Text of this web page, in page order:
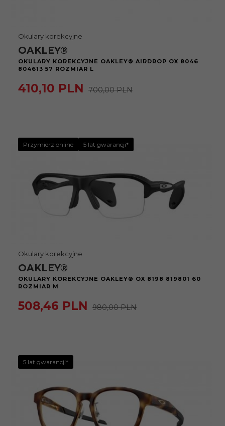
Okulary korekcyjne
OAKLEY®
OKULARY KOREKCYJNE OAKLEY® AIRDROP OX 8046
804613 57 ROZMIAR L
410,10 PLN 700,00 PLN
Przymierz online 5 lat gwarancji*
Okulary korekcyjne
OAKLEY®
OKULARY KOREKCYJNE OAKLEY® OX 8198 819801 60
ROZMIAR M
508,46 PLN 980,00 PLN
5 lat gwarancji*